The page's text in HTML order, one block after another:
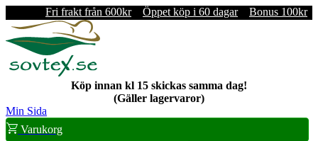
Fri frakt från 600kr Öppet köp i 60 dagar Bonus 100kr
Köp innan kl 15 skickas samma dag!
(Gäller lagervaror)
Min Sida
Varukorg